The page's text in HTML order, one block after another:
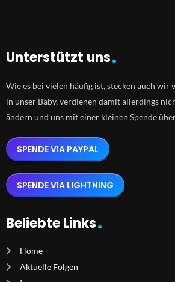
Unterstützt uns
Wie es bei vielen häufig ist, stecken auch wir
in unser Baby, verdienen damit allerdings
ändern und uns mit einer kleinen Spende
SPENDE VIA PAYPAL
SPENDE VIA LIGHTNING
Beliebte Links
Home
Aktuelle Folgen